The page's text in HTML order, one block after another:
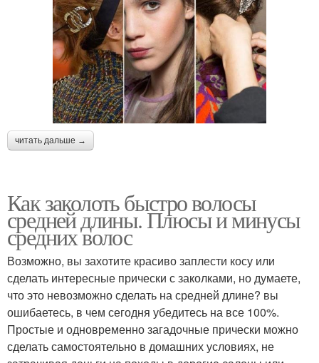
читать дальше →
Как заколоть быстро волосы
средней длины. Плюсы и минусы
средних волос
Возможно, вы захотите красиво заплести косу или
сделать интересные прически с заколками, но думаете,
что это невозможно сделать на средней длине? вы
ошибаетесь, в чем сегодня убедитесь на все 100%.
Простые и одновременно загадочные прически можно
сделать самостоятельно в домашних условиях, не